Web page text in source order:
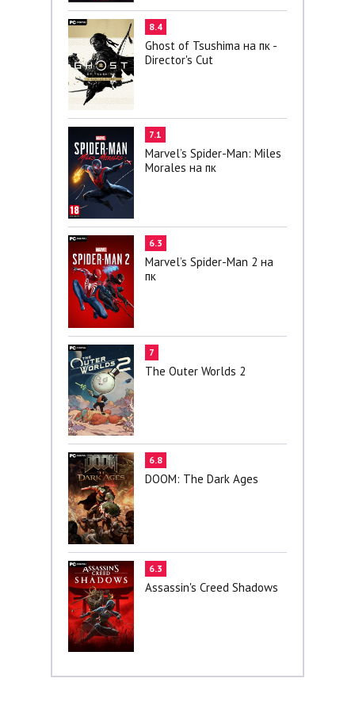
8.4
Ghost of Tsushima на пк -
Director's Cut
7.1
Marvel’s Spider-Man: Miles
Morales на пк
6.3
Marvel’s Spider-Man 2 на
пк
7
The Outer Worlds 2
6.8
DOOM: The Dark Ages
6.3
Assassin's Creed Shadows